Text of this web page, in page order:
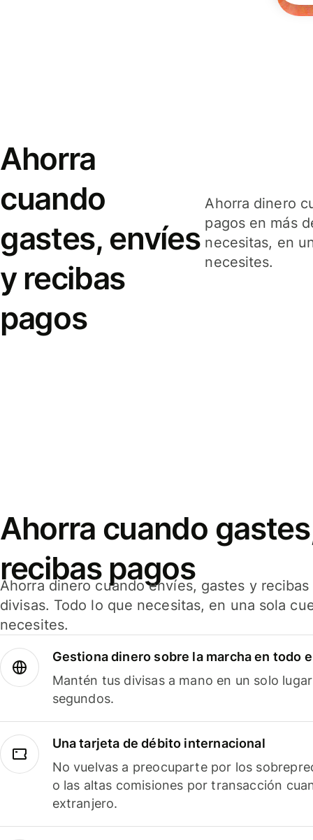
Ahorra
cuando
gastes, envíes
y recibas
pagos
Ahorra dinero
pagos en más
necesitas, en
necesites.
Ahorra cuando
recibas pagos
Ahorra dinero cuando envíes, gastes y
divisas. Todo lo que necesitas, en una sola
necesites.
Gestiona dinero sobre la marcha en todo
Mantén tus divisas a mano en un solo
segundos.
Una tarjeta de débito internacional
No vuelvas a preocuparte por los
o las altas comisiones por transacción
extranjero.